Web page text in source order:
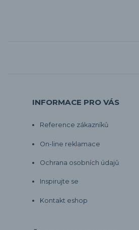
INFORMACE PRO VÁS
Reference zákazníků
On-line reklamace
Ochrana osobních údajů
Inspirujte se
Kontakt eshop